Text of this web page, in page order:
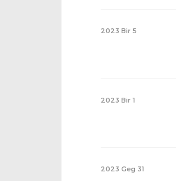
2023 Bir 5
2023 Bir 1
2023 Geg 31